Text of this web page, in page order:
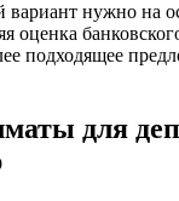
нужно на
оценка
подходящее
для